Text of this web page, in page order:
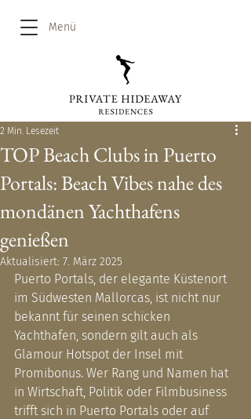
Menü
TOP Beach Clubs in Puerto
Portals: Beach Vibes nahe des
mondänen Yachthafens
genießen
2 Min. Lesezeit
Aktualisiert: 7. März 2025
Puerto Portals, der elegante Küstenort
im Südwesten Mallorcas, ist nicht nur
bekannt für seinen schicken
Yachthafen, sondern gilt auch als
Glamour Hotspot der Insel mit
Promibonus. Wer Rang und Namen hat
in Wirtschaft, Politik oder Filmbusiness
trifft sich in Puerto Portals oder auf